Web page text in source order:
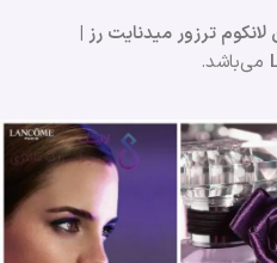
لانکوم ترزور میدنایت رز |
می‌باشد.